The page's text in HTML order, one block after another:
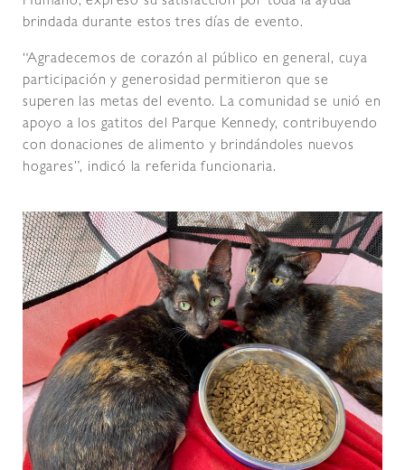
brindada durante estos tres días de evento.
“Agradecemos de corazón al público en general, cuya
participación y generosidad permitieron que se
superen las metas del evento. La comunidad se unió en
apoyo a los gatitos del Parque Kennedy, contribuyendo
con donaciones de alimento y brindándoles nuevos
hogares”, indicó la referida funcionaria.